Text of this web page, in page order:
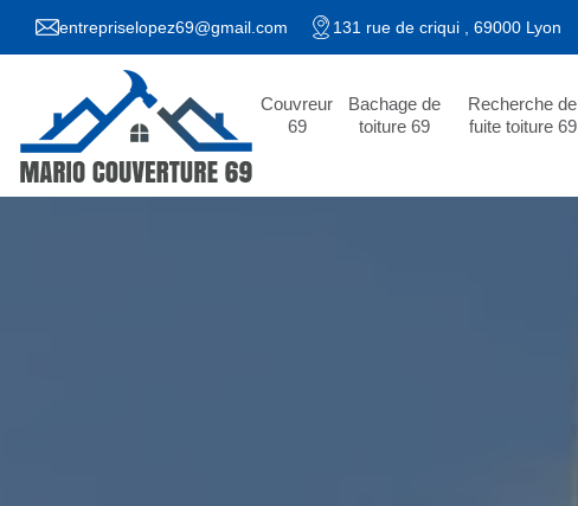
entrepriselopez69@gmail.com 131 rue de criqui , 69000 Lyon
Couvreur
69
Bachage de
toiture 69
Recherche de
fuite toiture 69